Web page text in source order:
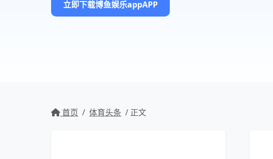
立即下载博鱼娱乐appAPP
首页 / 体育头条 / 正文